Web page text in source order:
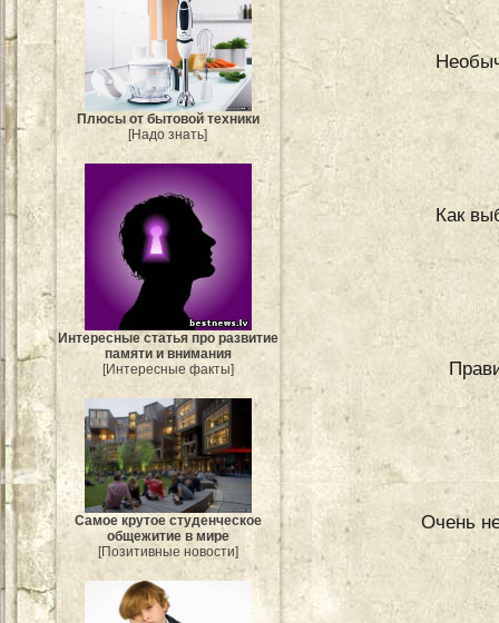
Плюсы от бытовой техники
[Надо знать]
Интересные статья про развитие
памяти и внимания
[Интересные факты]
Самое крутое студенческое
общежитие в мире
[Позитивные новости]
Как
Очень